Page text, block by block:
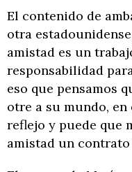
El contenido de
otra
amistad es un
responsabilidad
eso que pensamos
otre a su mundo,
reflejo y puede que
amistad un